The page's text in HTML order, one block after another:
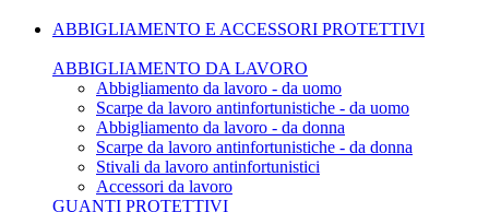
ABBIGLIAMENTO E ACCESSORI PROTETTIVI
ABBIGLIAMENTO DA LAVORO
Abbigliamento da lavoro - da uomo
Scarpe da lavoro antinfortunistiche - da uomo
Abbigliamento da lavoro - da donna
Scarpe da lavoro antinfortunistiche - da donna
Stivali da lavoro antinfortunistici
Accessori da lavoro
GUANTI PROTETTIVI